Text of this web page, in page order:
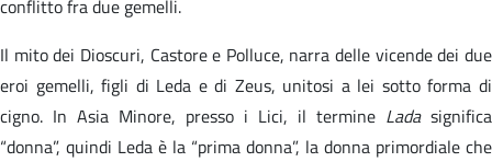
conflitto fra due gemelli.
Il mito dei Dioscuri, Castore e Polluce, narra delle vicende dei due
eroi gemelli, figli di Leda e di Zeus, unitosi a lei sotto forma di
cigno. In Asia Minore, presso i Lici, il termine Lada significa
“donna”, quindi Leda è la “prima donna”, la donna primordiale che